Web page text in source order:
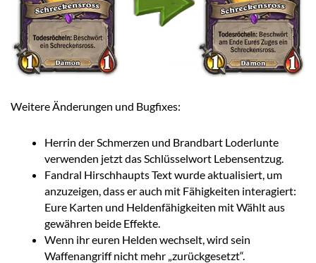
Weitere Änderungen und Bugfixes:
Herrin der Schmerzen und Brandbart Loderlunte
verwenden jetzt das Schlüsselwort Lebensentzug.
Fandral Hirschhaupts Text wurde aktualisiert, um
anzuzeigen, dass er auch mit Fähigkeiten interagiert:
Eure Karten und Heldenfähigkeiten mit Wählt aus
gewähren beide Effekte.
Wenn ihr euren Helden wechselt, wird sein
Waffenangriff nicht mehr „zurückgesetzt“.